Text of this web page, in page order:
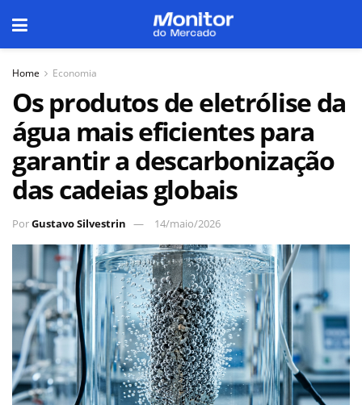
Home Economia
Os produtos de eletrólise da
água mais eficientes para
garantir a descarbonização
das cadeias globais
PorGustavo Silvestrin 14/maio/2026